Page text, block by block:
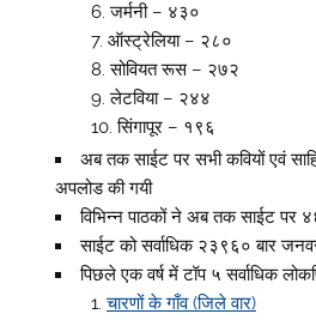
जर्मनी – ४३०
ऑस्ट्रेलिया – २८०
सोवियत रूस – २७२
लेटविया – २४४
सिंगापूर – १९६
अब तक साईट पर सभी कवियों एवं
अपलोड की गयी
विभिन्न पाठकों ने अब तक साईट पर
साईट को सर्वाधिक २३९६० बार
पिछले एक वर्ष में टॉप ५ सर्वाधिक
चारणों के गाँव (जिले वार)